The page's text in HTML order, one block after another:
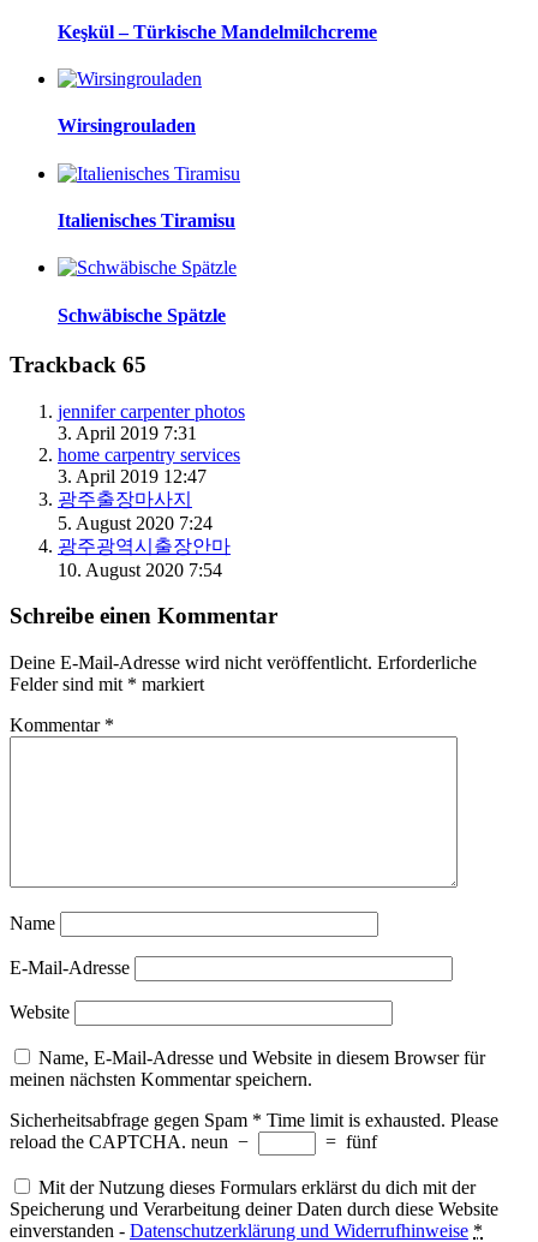
Keşkül – Türkische Mandelmilchcreme
Wirsingrouladen
Italienisches Tiramisu
Schwäbische Spätzle
Trackback 65
jennifer carpenter photos
3. April 2019 7:31
home carpentry services
3. April 2019 12:47
광주출장마사지
5. August 2020 7:24
광주광역시출장안마
10. August 2020 7:54
Schreibe einen Kommentar
Deine E-Mail-Adresse wird nicht veröffentlicht. Erforderliche
Felder sind mit * markiert
Kommentar *
Name
E-Mail-Adresse
Website
Name, E-Mail-Adresse und Website in diesem Browser für
meinen nächsten Kommentar speichern.
Sicherheitsabfrage gegen Spam * Time limit is exhausted. Please
reload the CAPTCHA. neun − = fünf
Mit der Nutzung dieses Formulars erklärst du dich mit der
Speicherung und Verarbeitung deiner Daten durch diese Website
einverstanden - Datenschutzerklärung und Widerrufhinweise *